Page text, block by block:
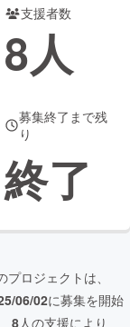
ミュニティ
支援者数
8人
募集終了まで残
り
終了
プロジェクトは、
06/02に募集を開始
8人の支援により